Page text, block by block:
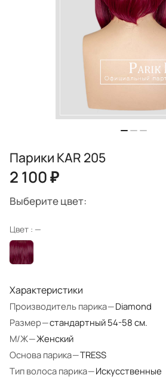
Парики KAR 205
2 100 ₽
Выберите цвет:
Цвет : —
Характеристики
Производитель парика—Diamond
Размер—стандартный 54-58 см.
М/Ж—Женский
Основа парика—TRESS
Тип волоса парика—Искусственные